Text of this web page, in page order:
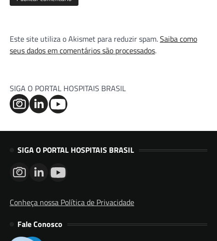
Este site utiliza o Akismet para reduzir spam.Saiba como
seus dados em comentários são processados.
SIGA O PORTAL HOSPITAIS BRASIL
SIGA O PORTAL HOSPITAIS BRASIL
Conheça nossa Política de Privacidade
Fale Conosco